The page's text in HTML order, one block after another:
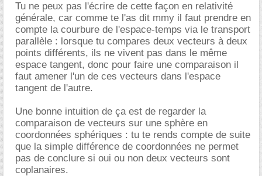
Tu ne peux pas l'écrire de cette façon en relativité
générale, car comme te l'as dit mmy il faut prendre en
compte la courbure de l'espace-temps via le transport
parallèle : lorsque tu compares deux vecteurs à deux
points différents, ils ne vivent pas dans le même
espace tangent, donc pour faire une comparaison il
faut amener l'un de ces vecteurs dans l'espace
tangent de l'autre.
Une bonne intuition de ça est de regarder la
comparaison de vecteurs sur une sphère en
coordonnées sphériques : tu te rends compte de suite
que la simple différence de coordonnées ne permet
pas de conclure si oui ou non deux vecteurs sont
coplanaires.